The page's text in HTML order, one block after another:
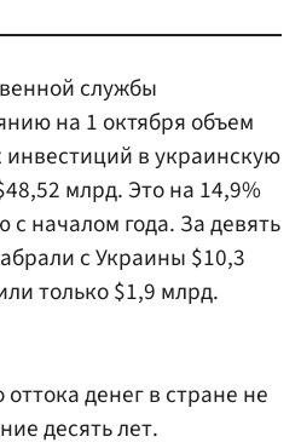
службы
на 1 октября объем
в украинскую
млрд. Это на 14,9%
началом года. За девять
с Украины $10,3
только $1,9 млрд.
денег в стране не
десять лет.